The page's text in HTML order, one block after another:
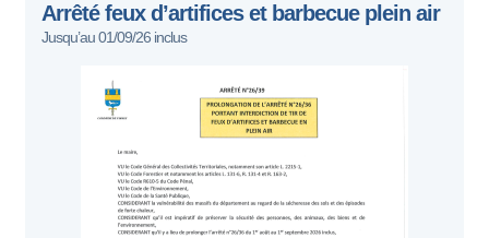
Arrêté feux d’artifices et barbecue plein air
Jusqu’au 01/09/26 inclus